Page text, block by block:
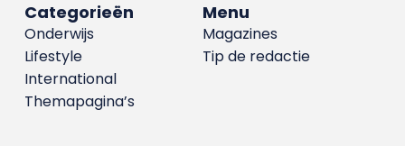
Menu
Magazines
Tip de redactie
Categorieën
Onderwijs
Lifestyle
International
Themapagina’s